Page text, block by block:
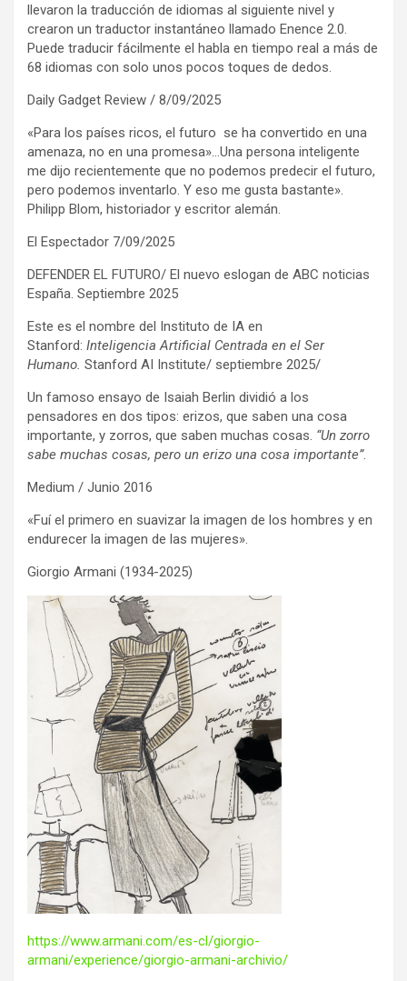
llevaron la traducción de idiomas al siguiente nivel y
crearon un traductor instantáneo llamado Enence 2.0.
Puede traducir fácilmente el habla en tiempo real a más de
68 idiomas con solo unos pocos toques de dedos.
Daily Gadget Review / 8/09/2025
«Para los países ricos, el futuro se ha convertido en una
amenaza, no en una promesa»…Una persona inteligente
me dijo recientemente que no podemos predecir el futuro,
pero podemos inventarlo. Y eso me gusta bastante».
Philipp Blom, historiador y escritor alemán.
El Espectador 7/09/2025
DEFENDER EL FUTURO/ El nuevo eslogan de ABC noticias
España. Septiembre 2025
Este es el nombre del Instituto de IA en
Stanford: Inteligencia Artificial Centrada en el Ser
Humano. Stanford AI Institute/ septiembre 2025/
Un famoso ensayo de Isaiah Berlin dividió a los
pensadores en dos tipos: erizos, que saben una cosa
importante, y zorros, que saben muchas cosas. “Un zorro
sabe muchas cosas, pero un erizo una cosa importante”.
Medium / Junio 2016
«Fuí el primero en suavizar la imagen de los hombres y en
endurecer la imagen de las mujeres».
Giorgio Armani (1934-2025)
https://www.armani.com/es-cl/giorgio-
armani/experience/giorgio-armani-archivio/